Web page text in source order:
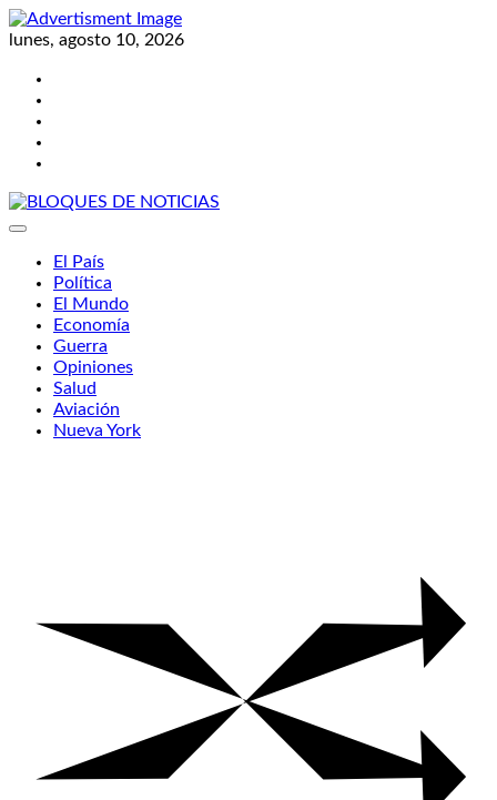
Skip
tolunes, agosto 10, 2026
El País
Política
El Mundo
Economía
Guerra
Opiniones
Salud
Aviación
Nueva York